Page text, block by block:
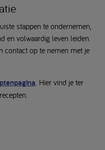
stappen te ondernemen,
en volwaardig leven leiden.
contact op te nemen met je
. Hier vind je ter